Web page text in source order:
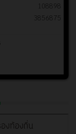
108898
3856875